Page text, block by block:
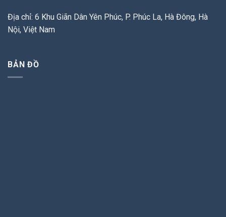
Địa chỉ: 6 Khu Giãn Dân Yên Phúc, P. Phúc La, Hà Đông, Hà
Nội, Việt Nam
BẢN ĐỒ